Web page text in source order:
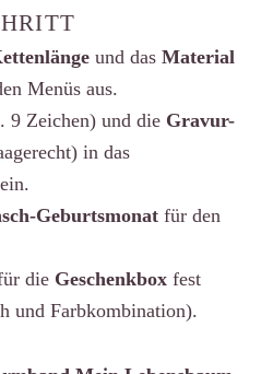
und das Material
Menüs aus.
9 Zeichen) und die Gravur-
in das
Geburtsmonat für den
die Geschenkbox fest
und Farbkombination).